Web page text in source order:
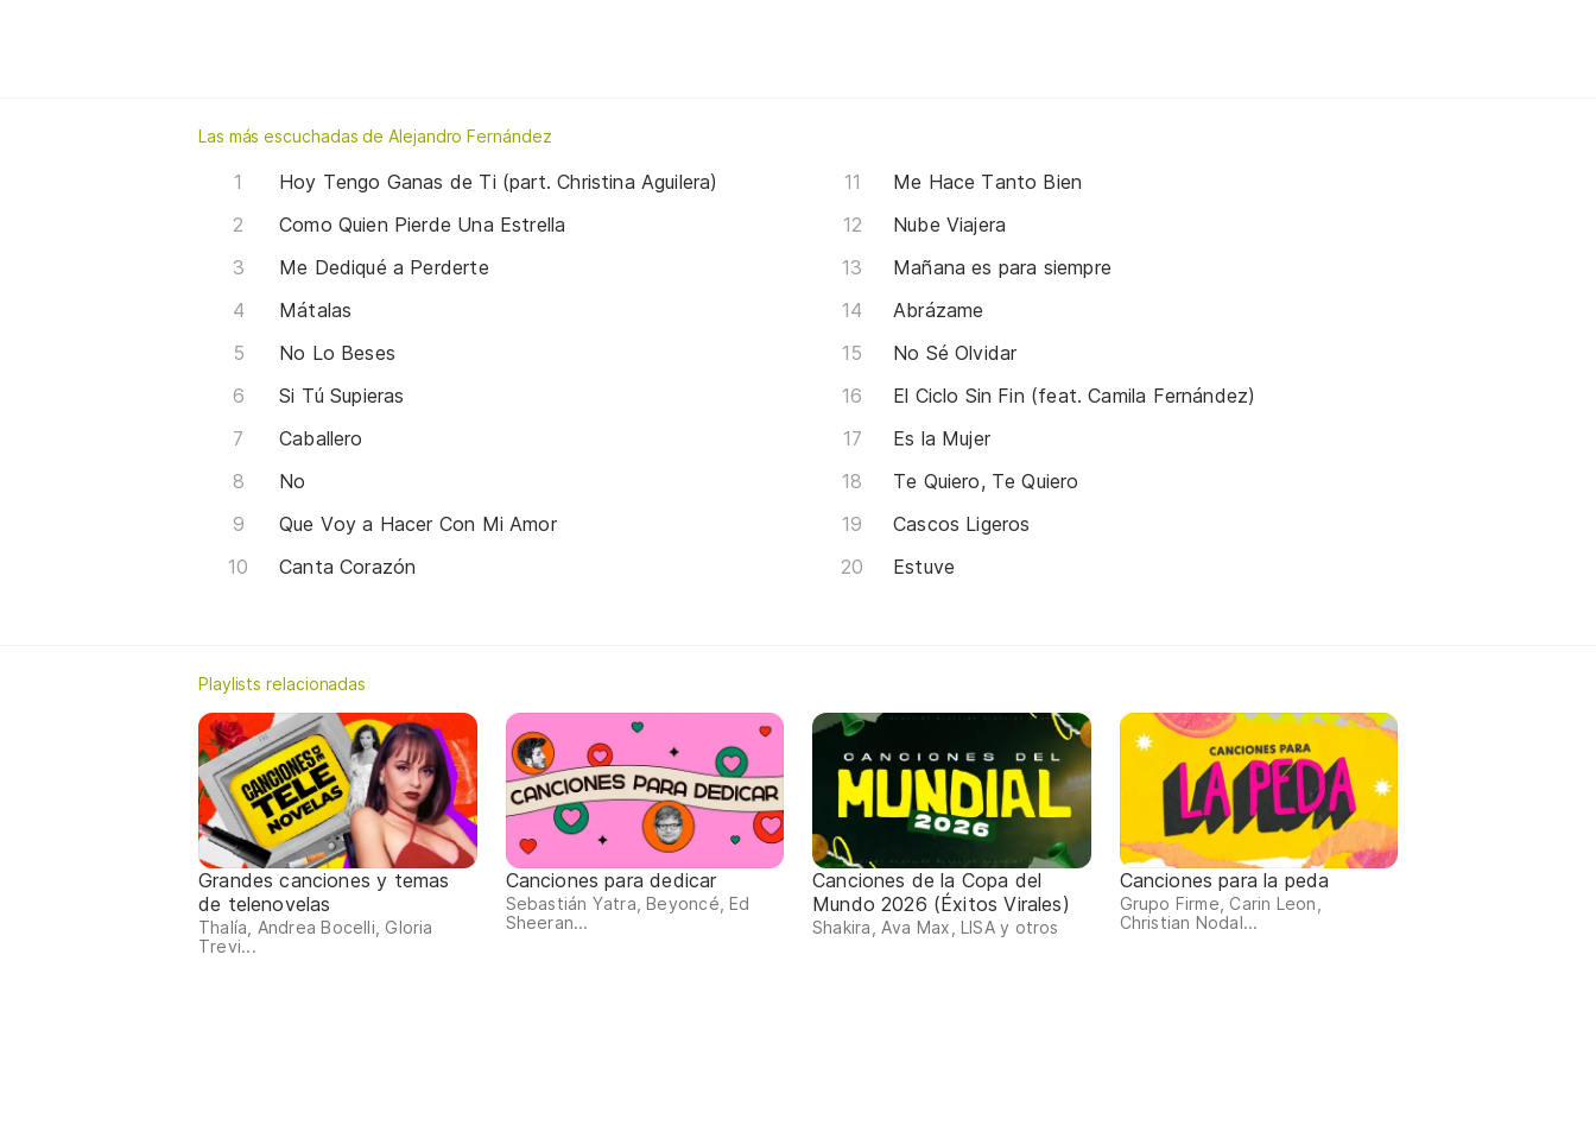
Las más escuchadas de Alejandro Fernández
Hoy Tengo Ganas de Ti (part. Christina Aguilera)
Como Quien Pierde Una Estrella
Me Dediqué a Perderte
Mátalas
No Lo Beses
Si Tú Supieras
Caballero
No
Que Voy a Hacer Con Mi Amor
Canta Corazón
Me Hace Tanto Bien
Nube Viajera
Mañana es para siempre
Abrázame
No Sé Olvidar
El Ciclo Sin Fin (feat. Camila Fernández)
Es la Mujer
Te Quiero, Te Quiero
Cascos Ligeros
Estuve
Playlists relacionadas
Grandes canciones y temas
de telenovelas
Thalía, Andrea Bocelli, Gloria
Trevi...
Canciones para dedicar
Sebastián Yatra, Beyoncé, Ed
Sheeran...
Canciones de la Copa del
Mundo 2026 (Éxitos Virales)
Shakira, Ava Max, LISA y otros
Canciones para la peda
Grupo Firme, Carin Leon,
Christian Nodal...